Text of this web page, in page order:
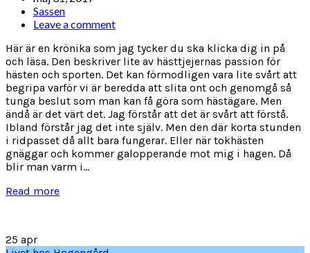
Sassen
Leave a comment
Här är en krönika som jag tycker du ska klicka dig in på
och läsa. Den beskriver lite av hästtjejernas passion för
hästen och sporten. Det kan förmodligen vara lite svårt att
begripa varför vi är beredda att slita ont och genomgå så
tunga beslut som man kan få göra som hästägare. Men
ändå är det värt det. Jag förstår att det är svårt att förstå.
Ibland förstår jag det inte själv. Men den där korta stunden
i ridpasset då allt bara fungerar. Eller när tokhästen
gnäggar och kommer galopperande mot mig i hagen. Då
blir man varm i...
Read more
25 apr